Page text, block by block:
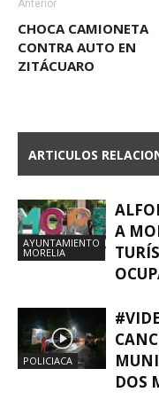
Anterior
CHOCA CAMIONETA
CONTRA AUTO EN
ZITÁCUARO
ARTICULOS
AYUNTAMIENTO
MORELIA
A
POLICIACA
DOS